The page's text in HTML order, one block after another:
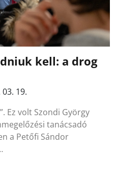
kell: a drog
19.
Ez volt Szondi György
tanácsadó
a Petőfi Sándor